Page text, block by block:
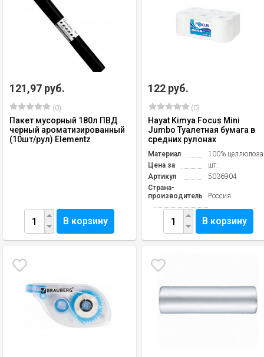
121,97 руб.
(0)
Пакет мусорный 180л ПВД
черный ароматизированный
(10шт/рул) Elementz
В корзину
122 руб.
(0)
Hayat Kimya Focus Mini
Jumbo Туалетная бумага в
средних рулонах
Материал
100% целлюлоза
Цена за
шт.
Артикул
5036904
Страна-
производитель
Россия
В корзину